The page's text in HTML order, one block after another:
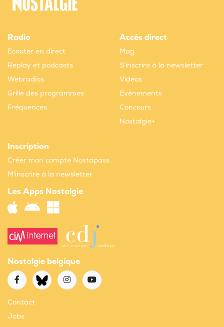
Radio
Ecouter en direct
Replay et podcasts
Webradios
Grille des programmes
Fréquences
Accès direct
Mag
S'inscrire à la newsletter
Vidéos
Evènements
Concours
Nostalgie+
Inscription
Créer mon compte Nostapass
M'inscrire à la newsletter
Les Apps Nostalgie
Nostalgie belgique
Contact
Jobs